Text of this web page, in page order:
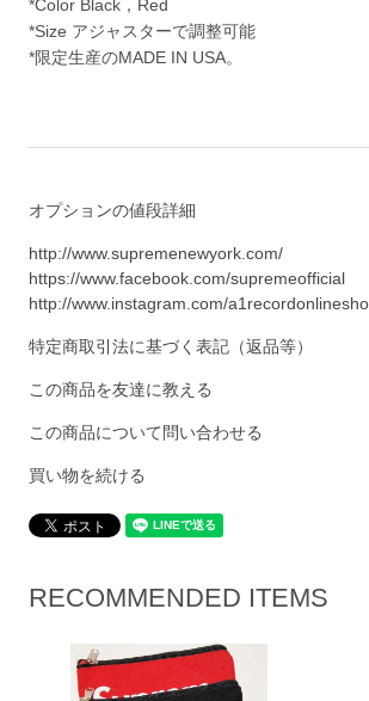
*Color Black，Red
*Size アジャスターで調整可能
*限定生産のMADE IN USA。
オプションの値段詳細
http://www.supremenewyork.com/
https://www.facebook.com/supremeofficial
http://www.instagram.com/
特定商取引法に基づく表記（返品等）
この商品を友達に教える
この商品について問い合わせる
買い物を続ける
RECOMMENDED ITEMS